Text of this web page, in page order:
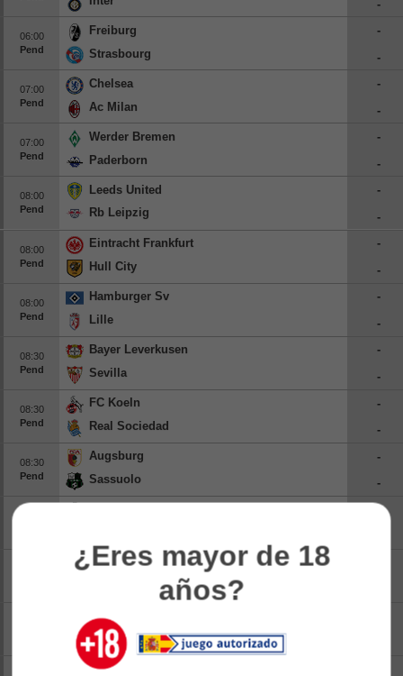
-
06:00
Pend
Freiburg
Strasbourg
-
-
07:00
Pend
Chelsea
Ac Milan
-
-
07:00
Pend
Werder Bremen
Paderborn
-
-
08:00
Pend
Leeds United
Rb Leipzig
-
-
08:00
Pend
Eintracht Frankfurt
Hull City
-
-
08:00
Pend
Hamburger Sv
Lille
-
-
08:30
Pend
Bayer Leverkusen
Sevilla
-
-
08:30
Pend
FC Koeln
Real Sociedad
-
-
08:30
Pend
Augsburg
Sassuolo
-
-
-
Brighton & Hove Albion
Lens
Sunderland
Ipswich Town
Europa League
Supercopa Europa
Partidos amistosos
Partidos televisados
Baloncesto
Europa
Euroliga
Eurocup
ACB
Estados Unidos
Beisbol
Hockey
Fútbol Americano
¿Eres mayor de 18
años?